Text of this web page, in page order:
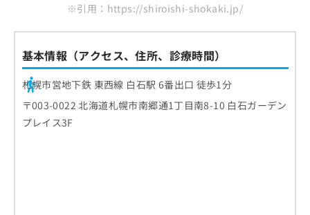
※引用：https://shiroishi-shokaki.jp/
基本情報（アクセス、住所、診療時間）
札幌市営地下鉄 東西線 白石駅 6番出口 徒歩1分
〒003-0022 北海道札幌市南郷通1丁目南8-10 白石ガーデン
プレイス3F